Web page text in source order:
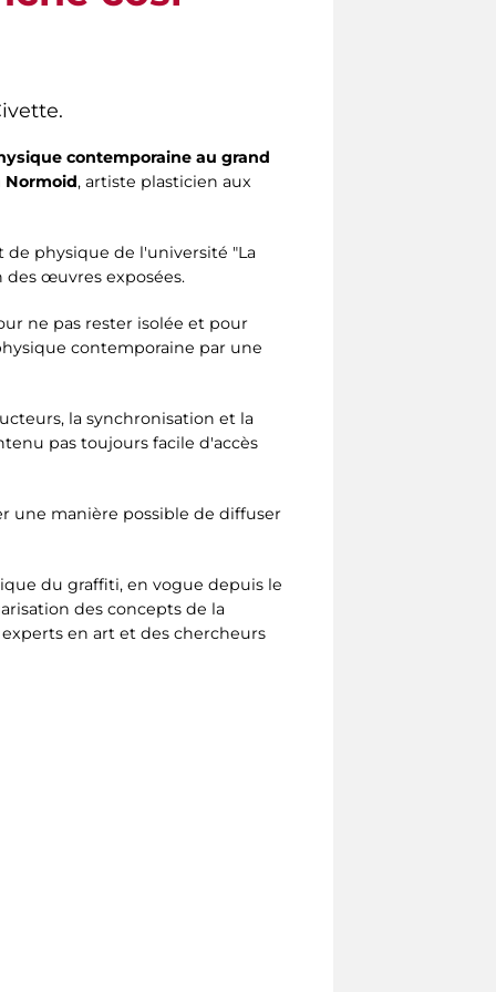
contemporaine au grand
Normoid, artiste plasticien aux
de physique de l'université "La
des œuvres exposées.
ne pas rester isolée et pour
contemporaine par une
la synchronisation et la
pas toujours facile d'accès
une manière possible de diffuser
du graffiti, en vogue depuis le
des concepts de la
en art et des chercheurs